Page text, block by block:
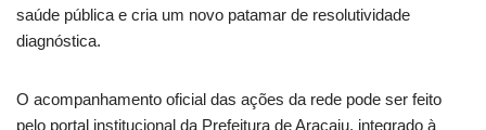
saúde pública e cria um novo patamar de resolutividade
diagnóstica.
O acompanhamento oficial das ações da rede pode ser feito
pelo portal institucional da Prefeitura de Aracaju, integrado à